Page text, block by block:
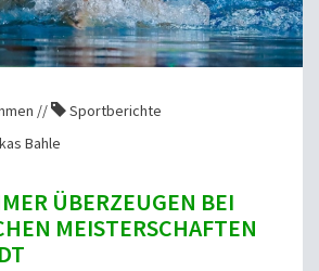
//
Sportberichte
Bahle
ÜBERZEUGEN BEI
MEISTERSCHAFTEN